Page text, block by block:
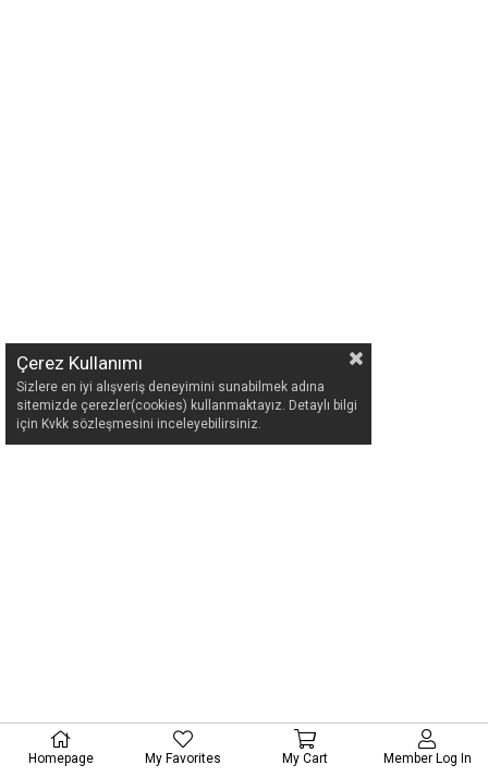
Çerez Kullanımı
Sizlere en iyi alışveriş deneyimini sunabilmek adına
sitemizde çerezler(cookies) kullanmaktayız. Detaylı bilgi
için Kvkk sözleşmesini inceleyebilirsiniz.
Homepage My Favorites My Cart Member Log In